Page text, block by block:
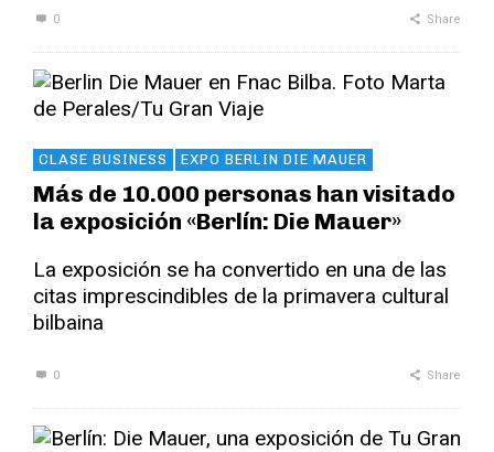
0 Share
CLASE BUSINESS EXPO BERLIN DIE MAUER
Más de 10.000 personas han visitado
la exposición «Berlín: Die Mauer»
La exposición se ha convertido en una de las
citas imprescindibles de la primavera cultural
bilbaina
0 Share